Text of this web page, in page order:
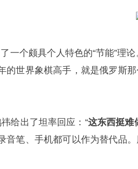
个颇具个人特色的“节能”理论
的世界象棋高手，就是俄罗斯
给出了坦率回应：“这东西挺难
音笔、手机都可以作为替代品